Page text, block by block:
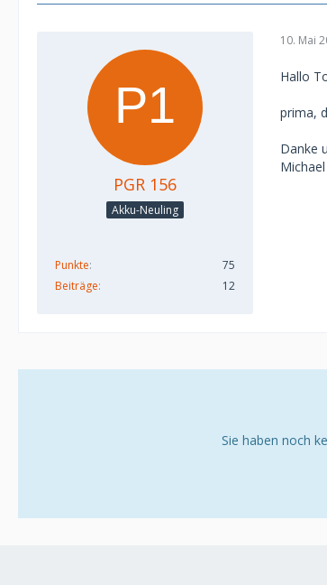
PGR 156
Akku-Neuling
Punkte
75
Beiträge
12
10. Mai
Hallo
prima,
Danke
Michael
Sie haben noch